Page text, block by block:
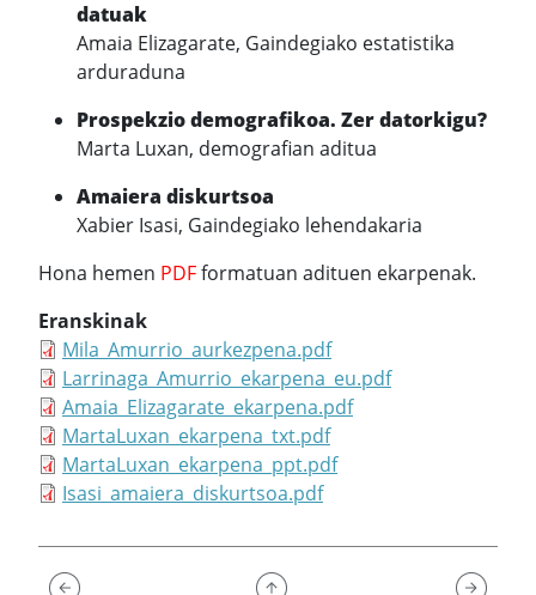
datuak
Amaia Elizagarate, Gaindegiako estatistika
arduraduna
Prospekzio demografikoa. Zer datorkigu?
Marta Luxan, demografian aditua
Amaiera diskurtsoa
Xabier Isasi, Gaindegiako lehendakaria
Hona hemen PDFformatuan adituen ekarpenak.
Eranskinak
Mila_Amurrio_aurkezpena.pdf
Larrinaga_Amurrio_ekarpena_eu.pdf
Amaia_Elizagarate_ekarpena.pdf
MartaLuxan_ekarpena_txt.pdf
MartaLuxan_ekarpena_ppt.pdf
Isasi_amaiera_diskurtsoa.pdf